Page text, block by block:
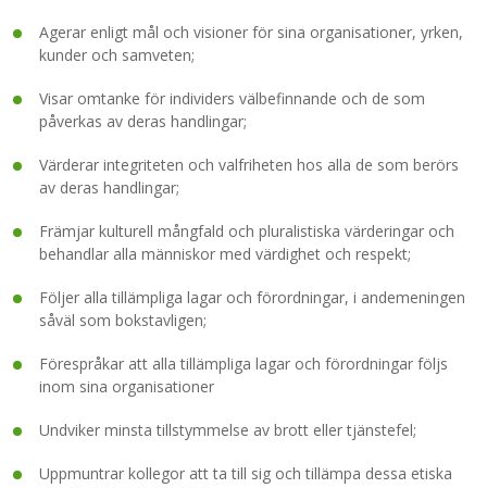
Agerar enligt mål och visioner för sina organisationer, yrken,
kunder och samveten;
Visar omtanke för individers välbefinnande och de som
påverkas av deras handlingar;
Värderar integriteten och valfriheten hos alla de som berörs
av deras handlingar;
Främjar kulturell mångfald och pluralistiska värderingar och
behandlar alla människor med värdighet och respekt;
Följer alla tillämpliga lagar och förordningar, i andemeningen
såväl som bokstavligen;
Förespråkar att alla tillämpliga lagar och förordningar följs
inom sina organisationer
Undviker minsta tillstymmelse av brott eller tjänstefel;
Uppmuntrar kollegor att ta till sig och tillämpa dessa etiska